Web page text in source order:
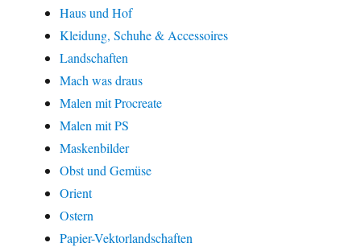
Haus und Hof
Kleidung, Schuhe & Accessoires
Landschaften
Mach was draus
Malen mit Procreate
Malen mit PS
Maskenbilder
Obst und Gemüse
Orient
Ostern
Papier-Vektorlandschaften